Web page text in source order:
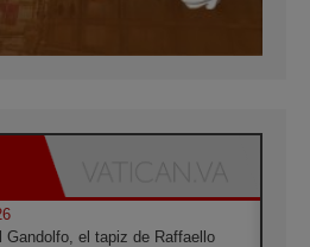
Gandolfo, el tapiz de Raffaello